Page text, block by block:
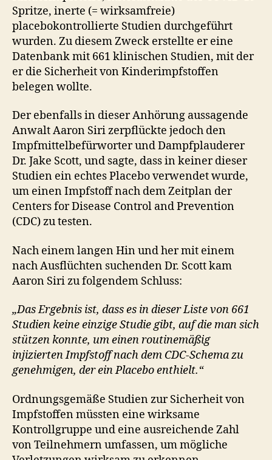
Spritze, inerte (= wirksamfreie)
placebokontrollierte Studien durchgeführt
wurden. Zu diesem Zweck erstellte er eine
Datenbank mit 661 klinischen Studien, mit der
er die Sicherheit von Kinderimpfstoffen
belegen wollte.
Der ebenfalls in dieser Anhörung aussagende
Anwalt Aaron Siri zerpflückte jedoch den
Impfmittelbefürworter und Dampfplauderer
Dr. Jake Scott, und sagte, dass in keiner dieser
Studien ein echtes Placebo verwendet wurde,
um einen Impfstoff nach dem Zeitplan der
Centers for Disease Control and Prevention
(CDC) zu testen.
Nach einem langen Hin und her mit einem
nach Ausflüchten suchenden Dr. Scott kam
Aaron Siri zu folgendem Schluss:
„Das Ergebnis ist, dass es in dieser Liste von 661
Studien keine einzige Studie gibt, auf die man sich
stützen konnte, um einen routinemäßig
injizierten Impfstoff nach dem CDC-Schema zu
genehmigen, der ein Placebo enthielt.“
Ordnungsgemäße Studien zur Sicherheit von
Impfstoffen müssten eine wirksame
Kontrollgruppe und eine ausreichende Zahl
von Teilnehmern umfassen, um mögliche